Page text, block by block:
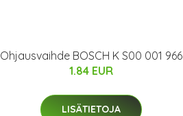
Ohjausvaihde BOSCH K S00 001 966
1.84 EUR
LISÄTIETOJA